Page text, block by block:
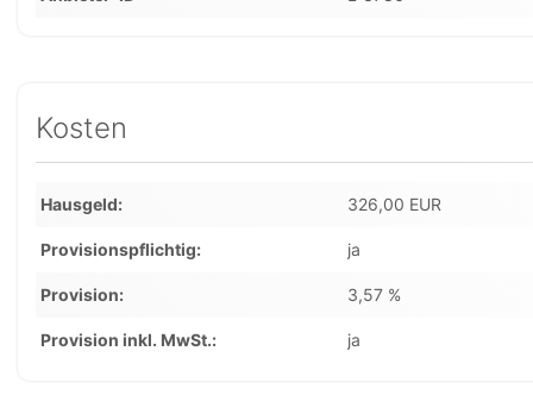
Kosten
Hausgeld 326,00 EUR
Provisionspflichtig ja
Provision 3,57 %
Provision inkl. MwSt. ja